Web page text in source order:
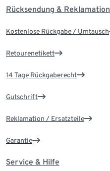
Rücksendung & Reklamation
Kostenlose Rückgabe / Umtausch
Retourenetikett
14 Tage Rückgaberecht
Gutschrift
Reklamation / Ersatzteile
Garantie
Service & Hilfe